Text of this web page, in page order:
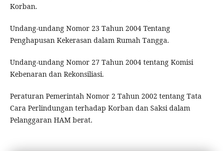
Korban.
Undang-undang Nomor 23 Tahun 2004 Tentang
Penghapusan Kekerasan dalam Rumah Tangga.
Undang-undang Nomor 27 Tahun 2004 tentang Komisi
Kebenaran dan Rekonsiliasi.
Peraturan Pemerintah Nomor 2 Tahun 2002 tentang Tata
Cara Perlindungan terhadap Korban dan Saksi dalam
Pelanggaran HAM berat.